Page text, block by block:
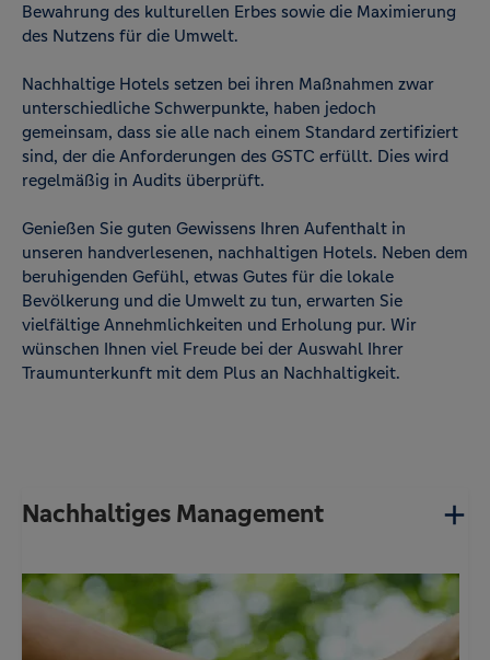
Bewahrung des kulturellen Erbes sowie die Maximierung
des Nutzens für die Umwelt.
Nachhaltige Hotels setzen bei ihren Maßnahmen zwar
unterschiedliche Schwerpunkte, haben jedoch
gemeinsam, dass sie alle nach einem Standard zertifiziert
sind, der die Anforderungen des GSTC erfüllt. Dies wird
regelmäßig in Audits überprüft.
Genießen Sie guten Gewissens Ihren Aufenthalt in
unseren handverlesenen, nachhaltigen Hotels. Neben dem
beruhigenden Gefühl, etwas Gutes für die lokale
Bevölkerung und die Umwelt zu tun, erwarten Sie
vielfältige Annehmlichkeiten und Erholung pur. Wir
wünschen Ihnen viel Freude bei der Auswahl Ihrer
Traumunterkunft mit dem Plus an Nachhaltigkeit.
Nachhaltiges Management